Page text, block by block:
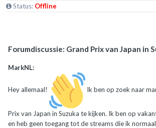
Status: Offline
Forumdiscussie: Grand Prix van Japan in
MarkNL:
Hey allemaal! Ik ben op zoek naar
Prix van Japan in Suzuka te kijken. Ik ben op
en heb geen toegang tot de streams die ik